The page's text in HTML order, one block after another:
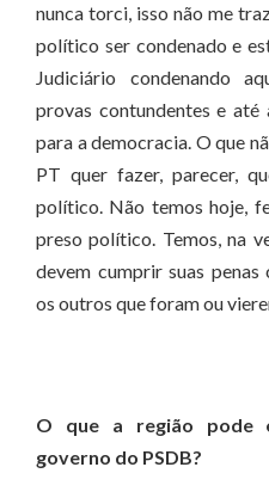
nunca torci, isso não me
político ser condenado e
Judiciário condenando
provas contundentes e
para a democracia. O que
PT quer fazer, parecer,
político. Não temos hoje,
preso político. Temos, na
devem cumprir suas
os outros que foram ou
O que a região pode
governo do PSDB?